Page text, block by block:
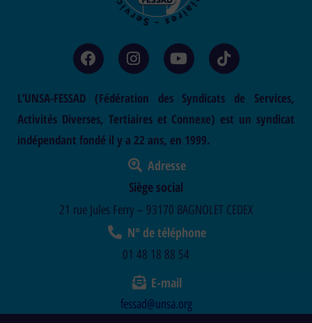
L’UNSA-FESSAD (Fédération des Syndicats de Services,
Activités Diverses, Tertiaires et Connexe) est un syndicat
indépendant fondé il y a 22 ans, en 1999.
Adresse
Siège social
21 rue Jules Ferry – 93170 BAGNOLET CEDEX
N° de téléphone
01 48 18 88 54
E-mail
fessad@unsa.org